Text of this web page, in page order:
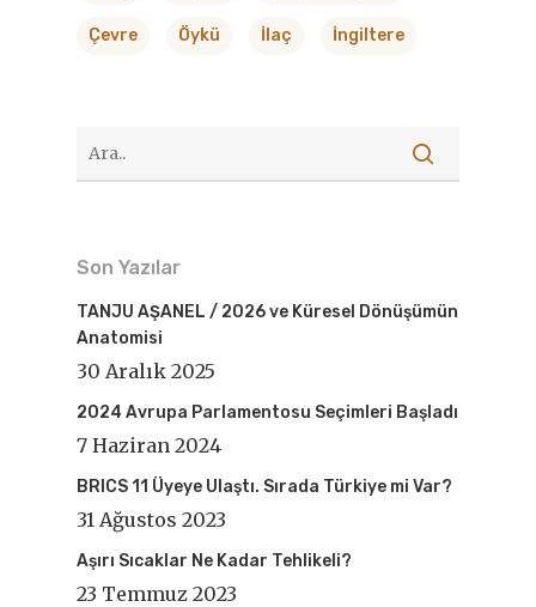
Çevre Öykü İlaç İngiltere
Son Yazılar
TANJU AŞANEL / 2026 ve Küresel Dönüşümün
Anatomisi
30 Aralık 2025
2024 Avrupa Parlamentosu Seçimleri Başladı
7 Haziran 2024
BRICS 11 Üyeye Ulaştı. Sırada Türkiye mi Var?
31 Ağustos 2023
Aşırı Sıcaklar Ne Kadar Tehlikeli?
23 Temmuz 2023